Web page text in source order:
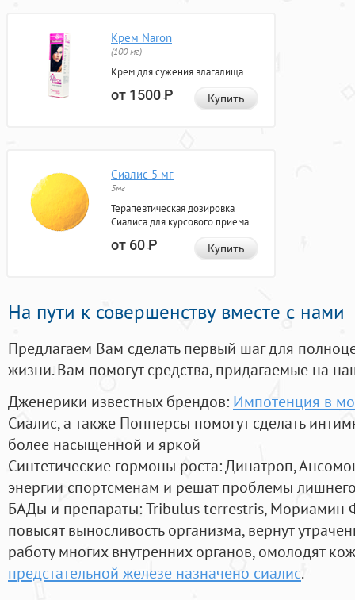
Крем Naron
(100 мг)
Крем для сужения влагалища
от 1500Р Купить
Сиалис 5 мг
5мг
Терапевтическая дозировка
Сиалиса для курсового приема
от 60Р Купить
На пути к совершенству вместе с нами
Предлагаем Вам сделать первый шаг для
жизни. Вам помогут средства, придагаемые на
Дженерики известных брендов: Импотенция в
Сиалис, а также Попперсы помогут сделать
более насыщенной и яркой
Синтетические гормоны роста: Динатроп,
энергии спортсменам и решат проблемы
БАДы и препараты:Tribulus terrestris, Мориамин
повысят выносливость организма, вернут
работу многих внутренних органов, омолодят
предстательной железе назначено сиалис.